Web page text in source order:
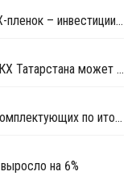
В Лаишево появится производство ПВХ-пленок – инвестиции составили более 1 млрд рублей
Применение полимерных решений в ЖКХ Татарстана может дать эффект в 500 млрд рублей
Полипластик нарастил выпуск труб и комплектующих по итогам 2023 года на 9%
на 6%